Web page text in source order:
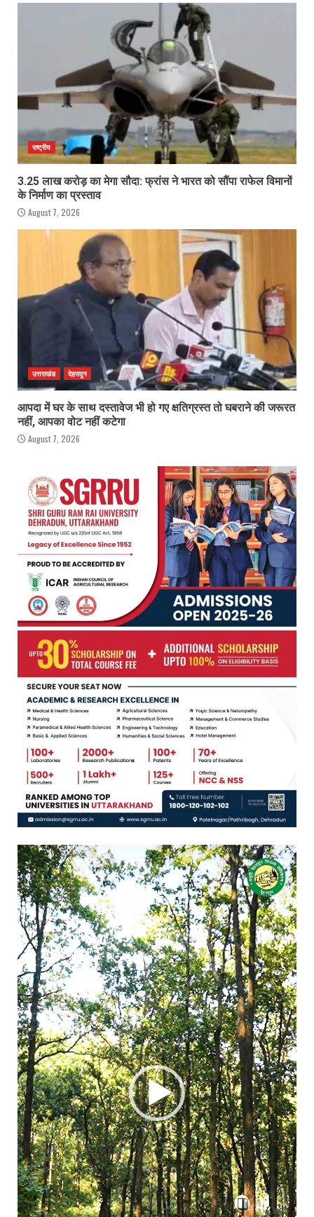
राष्ट्रीय
3.25 लाख करोड़ का मेगा सौदा: फ्रांस ने भारत को सौंपा राफेल विमानों
के निर्माण का प्रस्ताव
August 7, 2026
उत्तराखंड देहरादून
आपदा में घर के साथ दस्तावेज भी हो गए क्षतिग्रस्त तो घबराने की जरूरत
नहीं, आपका वोट नहीं कटेगा
August 7, 2026
Video
Player